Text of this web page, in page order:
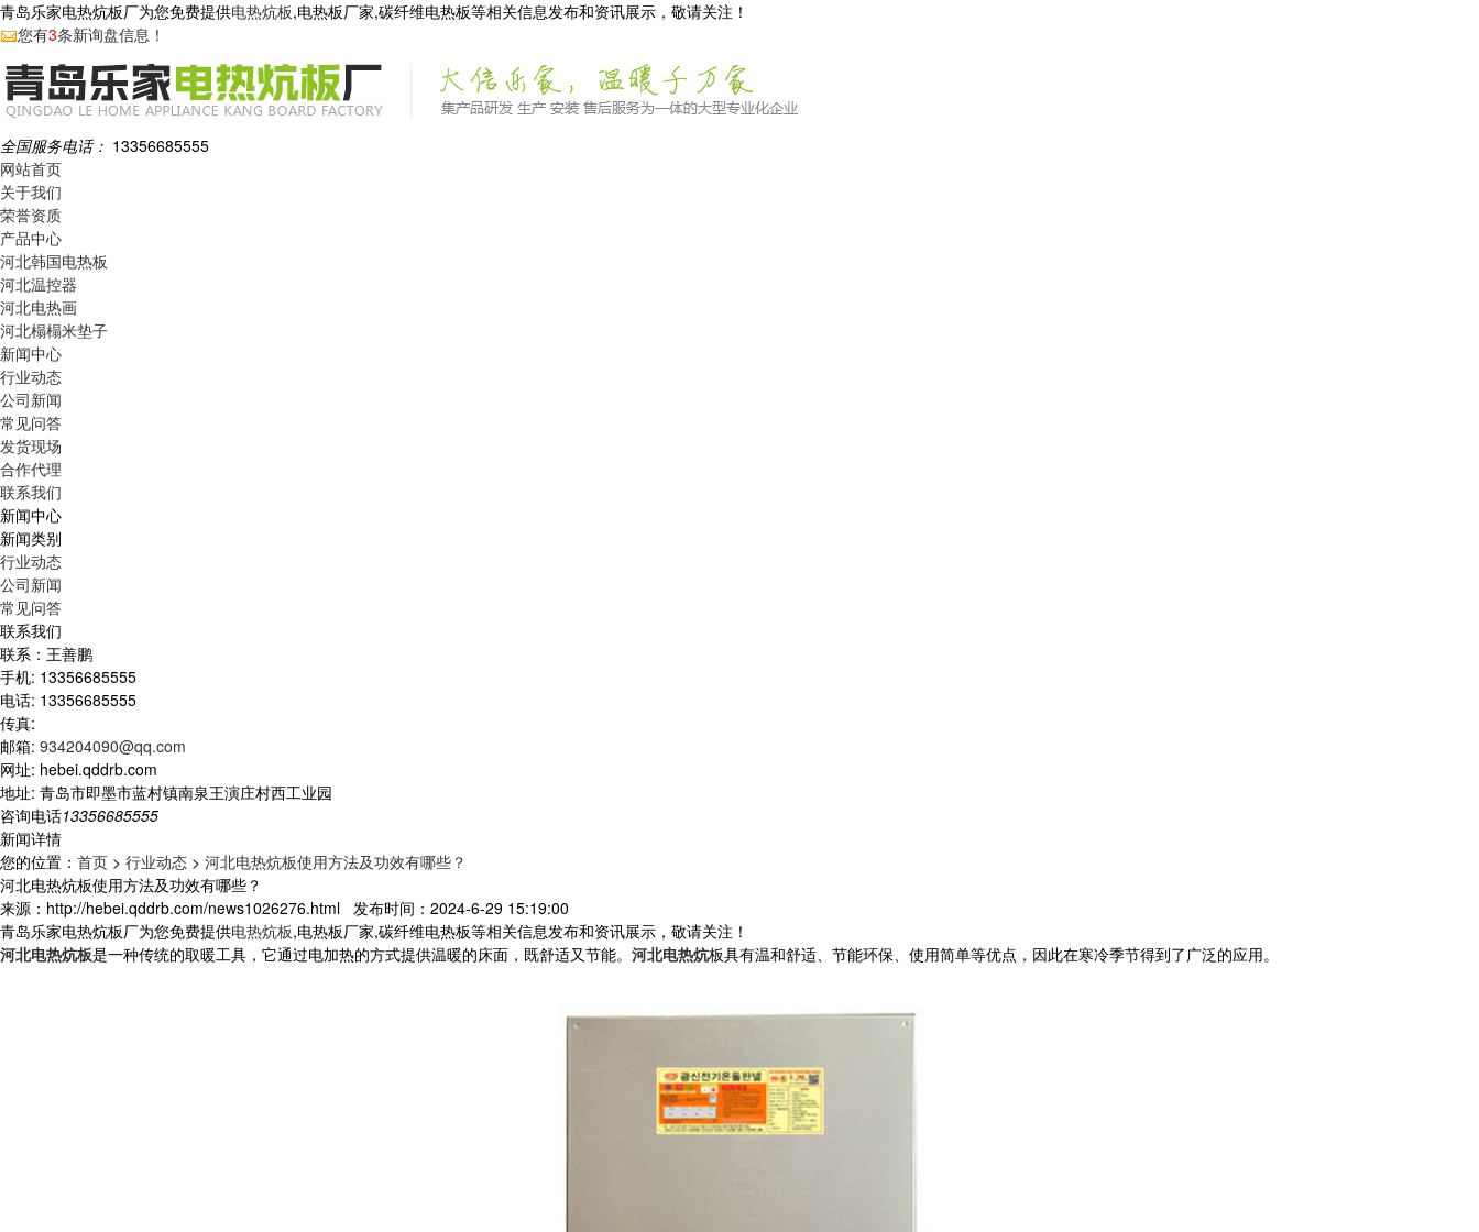
青岛乐家电热炕板厂为您免费提供电热炕板,电热板厂家,碳纤维电热板等相关信息发布和资讯展示，敬请关注！
您有3条新询盘信息！
全国服务电话： 13356685555
网站首页
关于我们
荣誉资质
产品中心
河北韩国电热板
河北温控器
河北电热画
河北榻榻米垫子
新闻中心
行业动态
公司新闻
常见问答
发货现场
合作代理
联系我们
新闻中心
新闻类别
行业动态
公司新闻
常见问答
联系我们
联系：王善鹏
手机: 13356685555
电话: 13356685555
传真:
邮箱: 934204090@qq.com
网址: hebei.qddrb.com
地址: 青岛市即墨市蓝村镇南泉王演庄村西工业园
咨询电话13356685555
新闻详情
您的位置： 首页 > 行业动态 > 河北电热炕板使用方法及功效有哪些？
河北电热炕板使用方法及功效有哪些？
来源：http://hebei.qddrb.com/news1026276.html 发布时间：2024-6-29 15:19:00
青岛乐家电热炕板厂为您免费提供电热炕板,电热板厂家,碳纤维电热板等相关信息发布和资讯展示，敬请关注！
河北电热炕板是一种传统的取暖工具，它通过电加热的方式提供温暖的床面，既舒适又节能。 河北电热炕板具有温和舒适、节能环保、使用简单等优点，因此在寒冷季节得到了广泛的应用。